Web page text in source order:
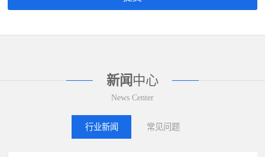
新闻 中心
News Center
行业新闻 常见问题